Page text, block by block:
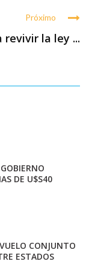
Próximo
la ley ...
DE U$S40
AÉREA VI
CONJUNTO
ESTADOS